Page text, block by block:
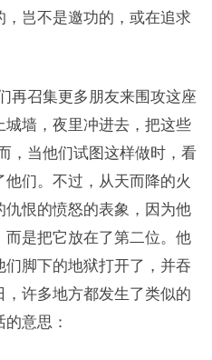
岂不是邀功的，或在追求
再召集更多朋友来围攻这座
墙，夜里冲进去，把这些
，当他们试图这样做时，看
们。不过，从天而降的火
恨的愤怒的表象，因为他
是把它放在了第二位。他
脚下的地狱打开了，并吞
许多地方都发生了类似的
意思：